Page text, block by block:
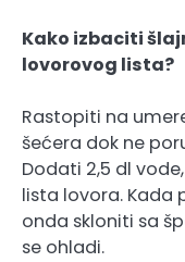
Kako izbaciti
lovorovog lista?
Rastopiti na
šećera dok ne
Dodati 2,5 dl
lista lovora. Kada
onda skloniti sa
se ohladi.